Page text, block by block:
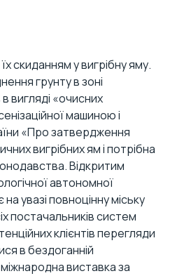
скиданням у вигрібну яму.
грунту в зоні
вигляді «очисних
машиною і
«Про затвердження
вигрібних ям і потрібна
Відкритим
автономної
увазі повноцінну міську
постачальників систем
клієнтів перегляди
в бездоганній
виставка за